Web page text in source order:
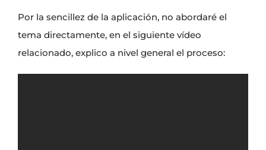
Por la sencillez de la aplicación, no abordaré el
tema directamente, en el siguiente vídeo
relacionado, explico a nivel general el proceso: